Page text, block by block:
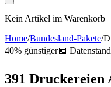
Kein Artikel im Warenkorb
Home/Bundesland-Pakete/
40% günstiger📅
391 Druckereien